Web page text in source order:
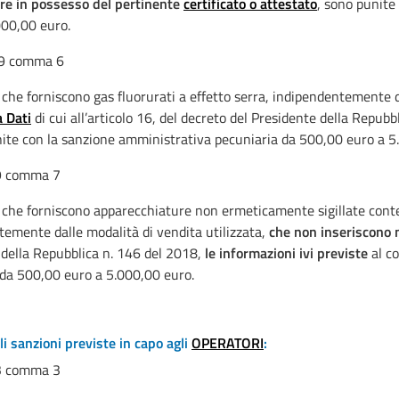
euro.
comma 6
forniscono gas fluorurati a effetto serra,
Dati di cui all’articolo 16, del decreto del Presidente della
con la sanzione amministrativa pecuniaria da 500,00 euro a
7
forniscono apparecchiature non ermeticamente sigillate
dalle modalità di vendita utilizzata, che non inseriscono
Repubblica n. 146 del 2018, le informazioni ivi previsteal
500,00 euro a 5.000,00 euro.
sanzioni previste in capo agli OPERATORI:
3